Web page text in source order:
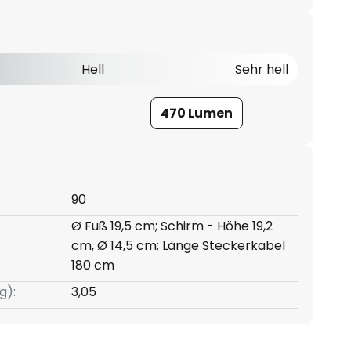
Hell Sehr hell
470 Lumen
90
Ø Fuß 19,5 cm; Schirm - Höhe 19,2
cm, Ø 14,5 cm; Länge Steckerkabel
180 cm
3,05